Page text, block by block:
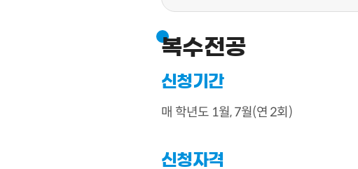
복수전공
신청기간
매 학년도 1월, 7월(연 2회)
신청자격